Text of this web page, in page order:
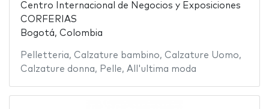
Centro Internacional de Negocios y Exposiciones
CORFERIAS
Bogotá, Colombia
Pelletteria, Calzature bambino, Calzature Uomo,
Calzature donna, Pelle, All'ultima moda